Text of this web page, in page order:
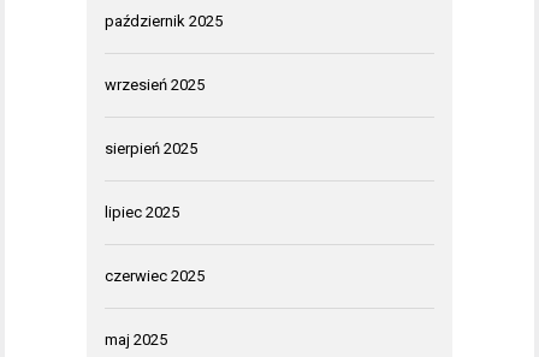
październik 2025
wrzesień 2025
sierpień 2025
lipiec 2025
czerwiec 2025
maj 2025